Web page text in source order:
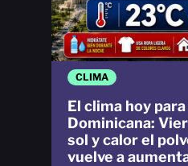
CLIMA
El clima hoy
Dominicana:
sol y calor el
vuelve a